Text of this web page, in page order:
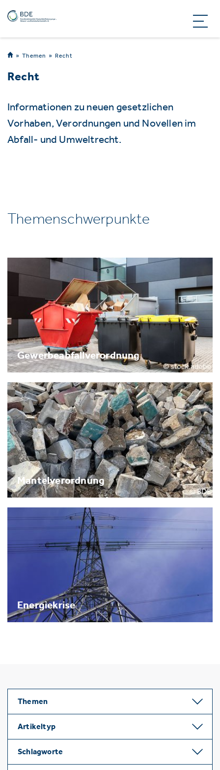
Themen Recht
Recht
Informationen zu neuen gesetzlichen
Vorhaben, Verordnungen und Novellen im
Abfall- und Umweltrecht.
Themenschwerpunkte
Gewerbeabfallverordnung
Mantelverordnung
Energiekrise
Themen
Artikeltyp
Schlagworte